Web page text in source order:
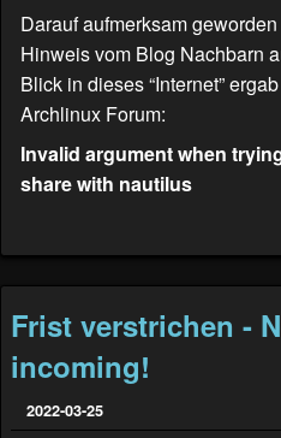
Darauf aufmerksam
Hinweis vom Blog Nachbarn
Blick in dieses “Internet”
Archlinux Forum:
Invalid argument when
share with nautilus
Frist verstrichen -
incoming!
2022-03-25